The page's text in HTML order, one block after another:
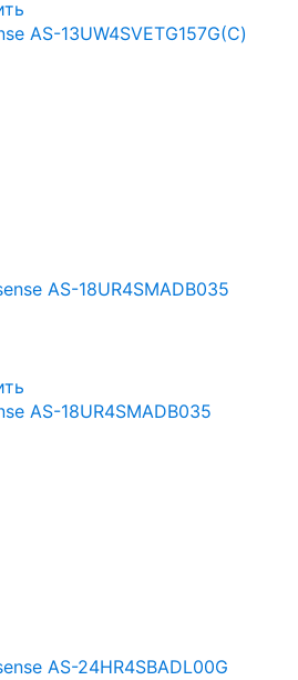
AS-13UW4SVETG157G(С)
AS-18UR4SMADB035